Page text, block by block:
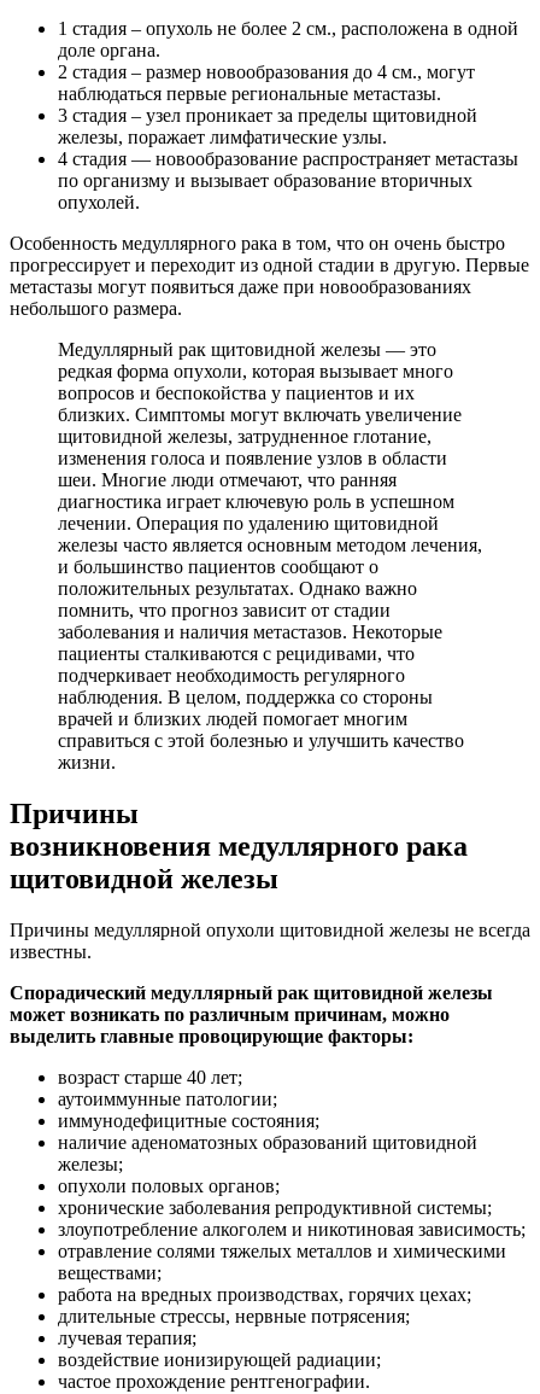
1 стадия – опухоль не более 2 см., расположена в одной
доле органа.
2 стадия – размер новообразования до 4 см., могут
наблюдаться первые региональные метастазы.
3 стадия – узел проникает за пределы щитовидной
железы, поражает лимфатические узлы.
4 стадия — новообразование распространяет метастазы
по организму и вызывает образование вторичных
опухолей.
Особенность медуллярного рака в том, что он очень быстро
прогрессирует и переходит из одной стадии в другую. Первые
метастазы могут появиться даже при новообразованиях
небольшого размера.
Медуллярный рак щитовидной железы — это
редкая форма опухоли, которая вызывает много
вопросов и беспокойства у пациентов и их
близких. Симптомы могут включать увеличение
щитовидной железы, затрудненное глотание,
изменения голоса и появление узлов в области
шеи. Многие люди отмечают, что ранняя
диагностика играет ключевую роль в успешном
лечении. Операция по удалению щитовидной
железы часто является основным методом лечения,
и большинство пациентов сообщают о
положительных результатах. Однако важно
помнить, что прогноз зависит от стадии
заболевания и наличия метастазов. Некоторые
пациенты сталкиваются с рецидивами, что
подчеркивает необходимость регулярного
наблюдения. В целом, поддержка со стороны
врачей и близких людей помогает многим
справиться с этой болезнью и улучшить качество
жизни.
Причины
возникновения медуллярного рака
щитовидной железы
Причины медуллярной опухоли щитовидной железы не всегда
известны.
Спорадический медуллярный рак щитовидной железы
может возникать по различным причинам, можно
выделить главные провоцирующие факторы:
возраст старше 40 лет;
аутоиммунные патологии;
иммунодефицитные состояния;
наличие аденоматозных образований щитовидной
железы;
опухоли половых органов;
хронические заболевания репродуктивной системы;
злоупотребление алкоголем и никотиновая зависимость;
отравление солями тяжелых металлов и химическими
веществами;
работа на вредных производствах, горячих цехах;
длительные стрессы, нервные потрясения;
лучевая терапия;
воздействие ионизирующей радиации;
частое прохождение рентгенографии.